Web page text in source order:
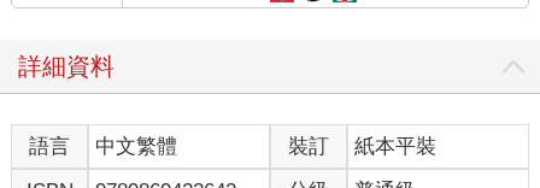
法，那麼，那個方法的效果也會大打折扣。
投資就像經濟學一樣，與其說是一門科學，其實更像一門藝術，
這表示投資會有一點混亂。
今天需要記在心裡最重要的一件事是，經濟學並不是精確的科
學，它甚至根本不能說是一門科學。科學的概念是指可以在控制
詳細資料
語言 中文繁體 裝訂
紙本平裝